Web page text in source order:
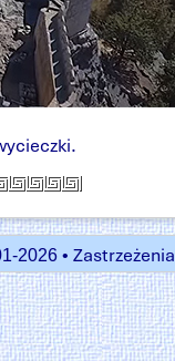
2026 • Zastrzeżenia